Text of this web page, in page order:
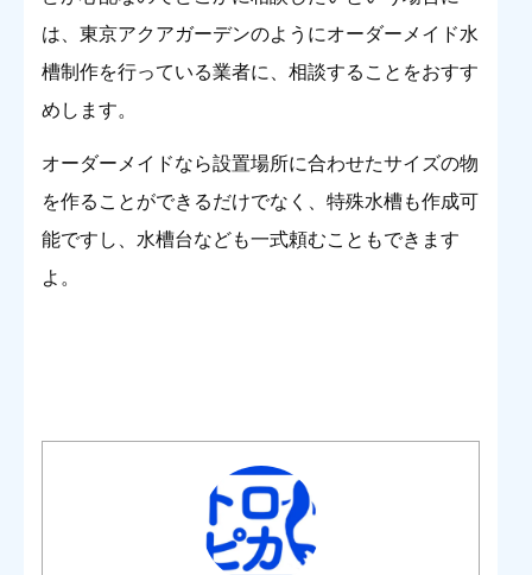
は、東京アクアガーデンのようにオーダーメイド水
槽制作を行っている業者に、相談することをおすす
めします。
オーダーメイドなら設置場所に合わせたサイズの物
を作ることができるだけでなく、特殊水槽も作成可
能ですし、水槽台なども一式頼むこともできます
よ。